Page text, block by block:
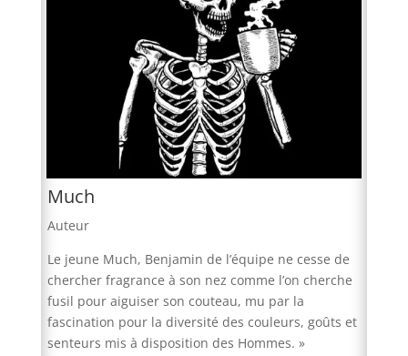
Much
Auteur
Le jeune Much, Benjamin de l’équipe ne cesse de
chercher fragrance à son nez comme l’on cherche
fusil pour aiguiser son couteau, mu par la
fascination pour la diversité des couleurs, goûts et
senteurs mis à disposition des Hommes. »